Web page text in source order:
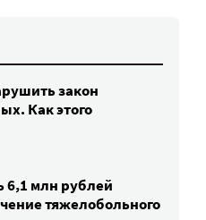
закон
Как этого
6,1 млн рублей
тяжелобольного